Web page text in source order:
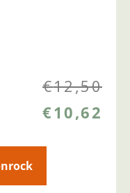
€12,50
€10,62